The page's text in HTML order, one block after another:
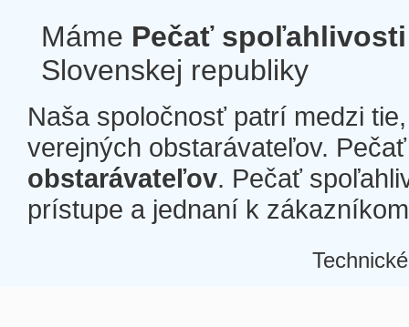
Máme Pečať spoľahlivosti
Slovenskej republiky
Naša spoločnosť patrí medzi
verejných obstarávateľov.
obstarávateľov. Pečať
prístupe a jednaní k